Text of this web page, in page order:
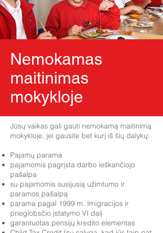
Nemokamas
maitinimas
mokykloje
Jūsų vaikas gali gauti nemokamą maitinimą
mokykloje, jei gausite bet kurį iš šių dalykų:
Pajamų parama
pajamomis pagrįsta darbo ieškančiojo
pašalpa
su pajamomis susijusią užimtumo ir
paramos pašalpą
parama pagal 1999 m. Imigracijos ir
prieglobsčio įstatymo VI dalį
garantuotas pensijų kredito elementas